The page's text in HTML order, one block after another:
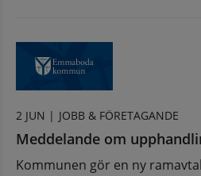
2 JUN | JOBB & FÖRETAGANDE
Meddelande om
Kommunen gör en ny